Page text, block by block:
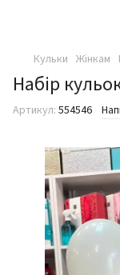
Кульки Жінкам
Набір
Артикул: 554546